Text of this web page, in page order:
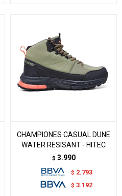
CHAMPIONES CASUAL DUNE
WATER RESISANT - HITEC
$ 3.990
$ 2.793
$ 3.192